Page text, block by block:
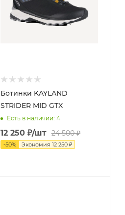
Ботинки KAYLAND
STRIDER MID GTX
Есть в наличии: 4
12 250₽/шт 24 500₽
-50% Экономия 12 250₽